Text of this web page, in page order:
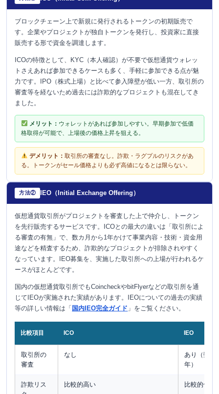
ブロックチェーン上で新規に発行されるトークンの初期販売で
す。企業やプロジェクトが独自トークンを発行し、投資家に直接
販売する形で資金を調達します。
ICOの特徴として、KYC（本人確認）が不要で仮想通貨ウォレッ
トさえあれば参加できるケースも多く、手軽に参加できる点が魅
力です。IPO（株式上場）と比べて参入障壁が低い一方、取引所の
審査等を経ないため過去には詐欺的なプロジェクトも混在してき
ました。
メリット： ウォレットがあれば参加しやすい。早期参加で低価
格取得が可能で、上場後の価格上昇を狙える。
デメリット： 取引所の審査なし。詐欺・ラグプルのリスクがあ
る。トークンがセール価格よりも必ず高値になるとは限らない。
方法② IEO（Initial Exchange Offering）
仮想通貨取引所がプロジェクトを審査した上で仲介し、トークン
を先行販売するサービスです。ICOとの最大の違いは「取引所によ
る審査の有無」で、数カ月から1年かけて事業内容・技術・資金用
途などを精査するため、詐欺的なプロジェクトが排除されやすく
なっています。IEO募集を、実施した取引所への上場が行われるケ
ースがほとんどです。
国内の仮想通貨取引所でもCoincheckやbitFlyerなどの取引所を通
じてIEOが実施された実績があります。IEOについての過去の実績
等の詳しい情報は「国内IEO完全ガイド 」をご覧ください。
比較項目 ICO IEO
取引所の
審査
なし
あり（数カ
年）
詐欺リス
比較的高い 比較的低い